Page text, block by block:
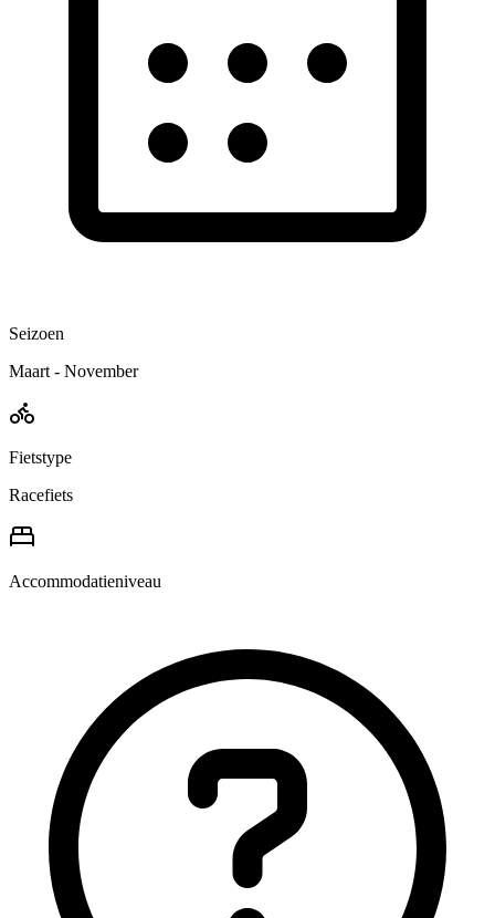
Seizoen
Maart - November
Fietstype
Racefiets
Accommodatieniveau